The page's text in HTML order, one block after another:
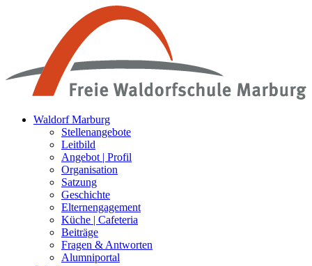
Waldorf Marburg
Stellenangebote
Leitbild
Angebot | Profil
Organisation
Satzung
Geschichte
Elternengagement
Küche | Cafeteria
Beiträge
Fragen & Antworten
Alumniportal